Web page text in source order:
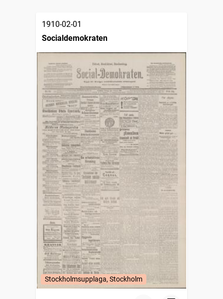
1910-02-01
Socialdemokraten
Stockholmsupplaga, Stockholm